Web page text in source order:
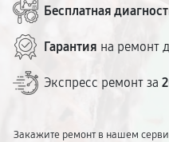
Бесплатная
Гарантия на ремонт
Экспресс ремонт за
Закажите ремонт в нашем